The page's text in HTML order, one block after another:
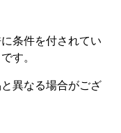
条件を付されてい
す。
異なる場合がござ